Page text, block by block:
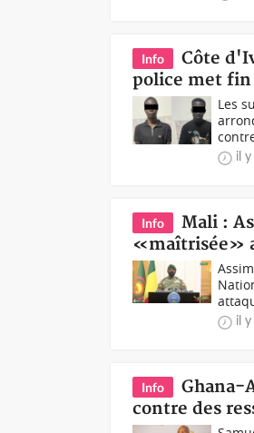
Info
Côte
police met fin
Les
il
Info
Mali :
«maîtrisée»
il
Info
Ghana-
contre des